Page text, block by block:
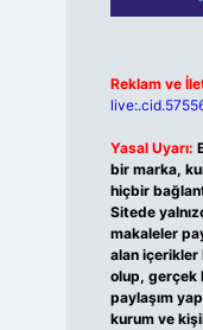
Reklam ve
Yasal Uyarı:
bir marka,
hiçbir
Sitede
makaleler
alan içerikler
olup, gerçek
paylaşım
kurum ve